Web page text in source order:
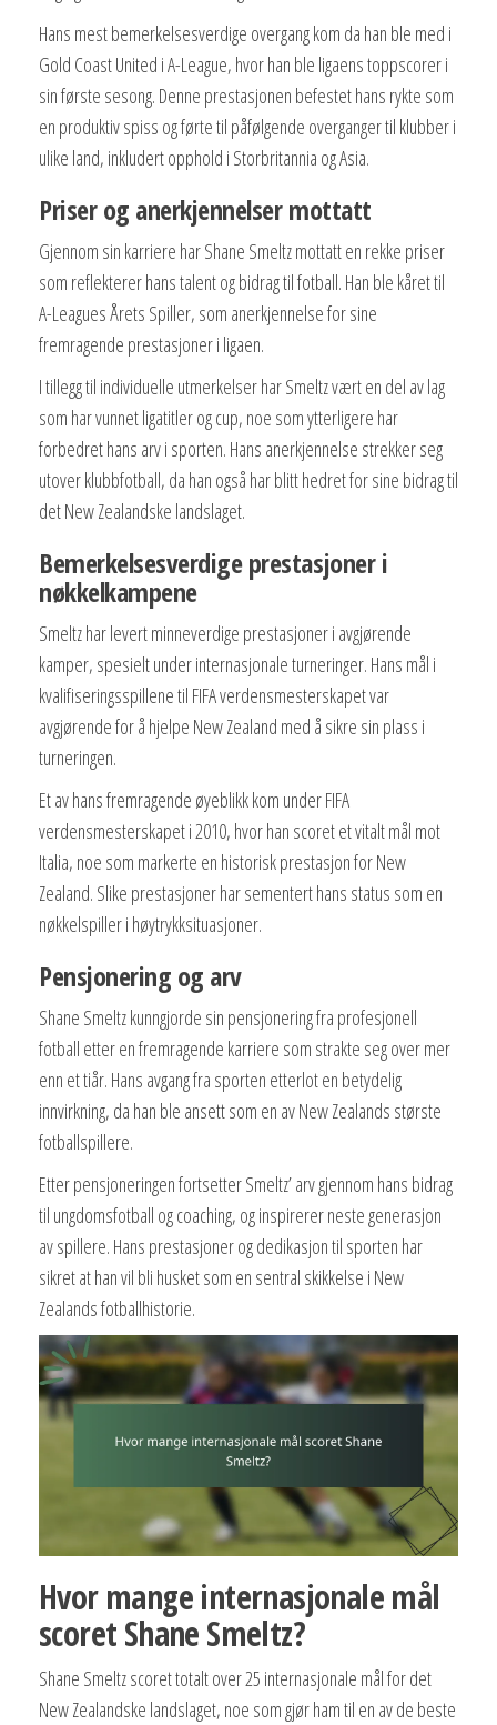
Hans mest bemerkelsesverdige overgang kom da han ble med i
Gold Coast United i A-League, hvor han ble ligaens toppscorer i
sin første sesong. Denne prestasjonen befestet hans rykte som
en produktiv spiss og førte til påfølgende overganger til klubber i
ulike land, inkludert opphold i Storbritannia og Asia.
Priser og anerkjennelser mottatt
Gjennom sin karriere har Shane Smeltz mottatt en rekke priser
som reflekterer hans talent og bidrag til fotball. Han ble kåret til
A-Leagues Årets Spiller, som anerkjennelse for sine
fremragende prestasjoner i ligaen.
I tillegg til individuelle utmerkelser har Smeltz vært en del av lag
som har vunnet ligatitler og cup, noe som ytterligere har
forbedret hans arv i sporten. Hans anerkjennelse strekker seg
utover klubbfotball, da han også har blitt hedret for sine bidrag til
det New Zealandske landslaget.
Bemerkelsesverdige prestasjoner i
nøkkelkampene
Smeltz har levert minneverdige prestasjoner i avgjørende
kamper, spesielt under internasjonale turneringer. Hans mål i
kvalifiseringsspillene til FIFA verdensmesterskapet var
avgjørende for å hjelpe New Zealand med å sikre sin plass i
turneringen.
Et av hans fremragende øyeblikk kom under FIFA
verdensmesterskapet i 2010, hvor han scoret et vitalt mål mot
Italia, noe som markerte en historisk prestasjon for New
Zealand. Slike prestasjoner har sementert hans status som en
nøkkelspiller i høytrykksituasjoner.
Pensjonering og arv
Shane Smeltz kunngjorde sin pensjonering fra profesjonell
fotball etter en fremragende karriere som strakte seg over mer
enn et tiår. Hans avgang fra sporten etterlot en betydelig
innvirkning, da han ble ansett som en av New Zealands største
fotballspillere.
Etter pensjoneringen fortsetter Smeltz’ arv gjennom hans bidrag
til ungdomsfotball og coaching, og inspirerer neste generasjon
av spillere. Hans prestasjoner og dedikasjon til sporten har
sikret at han vil bli husket som en sentral skikkelse i New
Zealands fotballhistorie.
Hvor mange internasjonale mål
scoret Shane Smeltz?
Shane Smeltz scoret totalt over 25 internasjonale mål for det
New Zealandske landslaget, noe som gjør ham til en av de beste